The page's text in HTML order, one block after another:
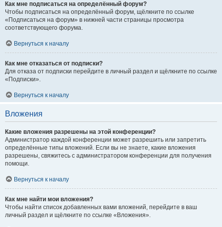
Как мне подписаться на определённый форум?
Чтобы подписаться на определённый форум, щёлкните по ссылке
«Подписаться на форум» в нижней части страницы просмотра
соответствующего форума.
Вернуться к началу
Как мне отказаться от подписки?
Для отказа от подписки перейдите в личный раздел и щёлкните по ссылке
«Подписки».
Вернуться к началу
Вложения
Какие вложения разрешены на этой конференции?
Администратор каждой конференции может разрешить или запретить
определённые типы вложений. Если вы не знаете, какие вложения
разрешены, свяжитесь с администратором конференции для получения
помощи.
Вернуться к началу
Как мне найти мои вложения?
Чтобы найти список добавленных вами вложений, перейдите в ваш
личный раздел и щёлкните по ссылке «Вложения».